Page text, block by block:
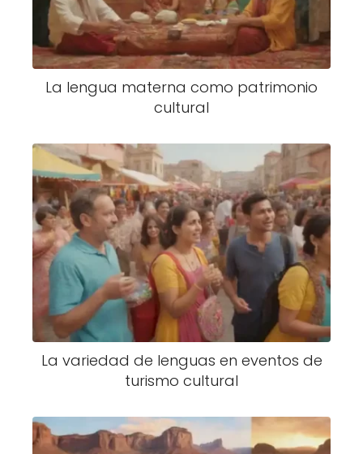
La lengua materna como patrimonio
cultural
La variedad de lenguas en eventos de
turismo cultural